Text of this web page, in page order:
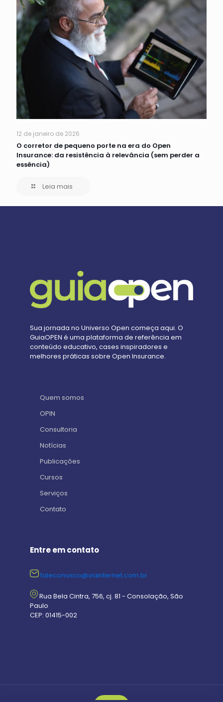
12 de janeiro de 2026
O corretor de pequeno porte na era do Open
Insurance: da resistência à relevância (sem perder a
essência)
Leia mais
Sua jornada no Universo Open começa aqui. O
GuiaOPEN é uma plataforma de referência em
conteúdo educativo, cases inspiradores e
melhores práticas sobre Open Insurance.
Quem somos
OPIN
Consultoria
Notícias
Publicações
Cursos
Serviços
Contato
Entre em contato
faleconosco@viainternet.com.br
Rua Bela Cintra, 756, cj. 81 - Consolação, São
Paulo
CEP: 01415-002